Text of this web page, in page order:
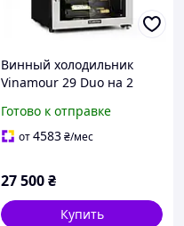
Винный холодильник
Vinamour 29 Duo на 2
Готово к отправке
от4583₴/мес
27 500₴
Купить